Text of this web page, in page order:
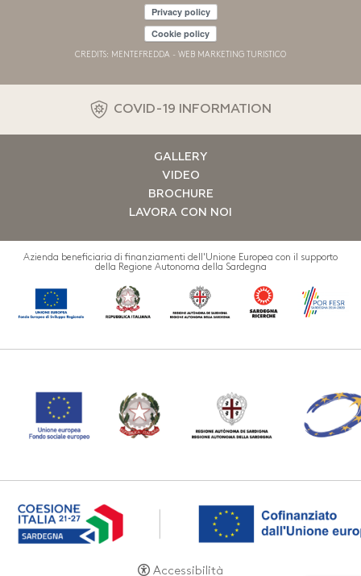
Privacy policy
Cookie policy
CREDITS: MENTEFREDDA - WEB MARKETING TURISTICO
COVID-19 INFORMATION
GALLERY
VIDEO
BROCHURE
LAVORA CON NOI
Azienda beneficiaria di finanziamenti dell'Unione Europea con il supporto
della Regione Autonoma della Sardegna
Accessibilità